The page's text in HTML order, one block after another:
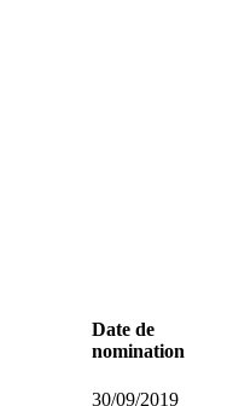
Date de
nomination
30/09/2019